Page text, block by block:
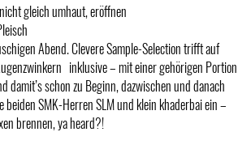
gleich umhaut, eröffnen
Abend. Clevere Sample-Selection trifft auf
inklusive – mit einer gehörigen Portion
damit’s schon zu Beginn, dazwischen und danach
beiden SMK-Herren SLM und klein khaderbai ein –
brennen, ya heard?!